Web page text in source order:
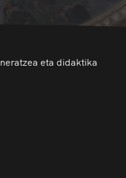
eta didaktika